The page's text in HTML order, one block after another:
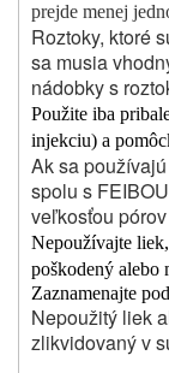
prejde menej
Roztoky, ktoré
sa musia
nádobky s
Použite iba
injekciu) a
Ak sa
spolu s
veľkosťou
Nepoužívajte
poškodený alebo
Zaznamenajte
Nepoužitý liek
zlikvidovaný v